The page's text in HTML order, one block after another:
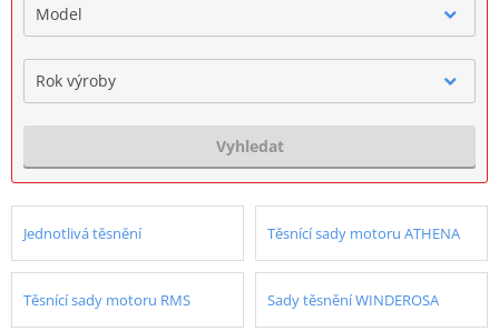
Model
Rok výroby
Vyhledat
Jednotlivá těsnění Těsnící sady motoru ATHENA
Těsnící sady motoru RMS Sady těsnění WINDEROSA